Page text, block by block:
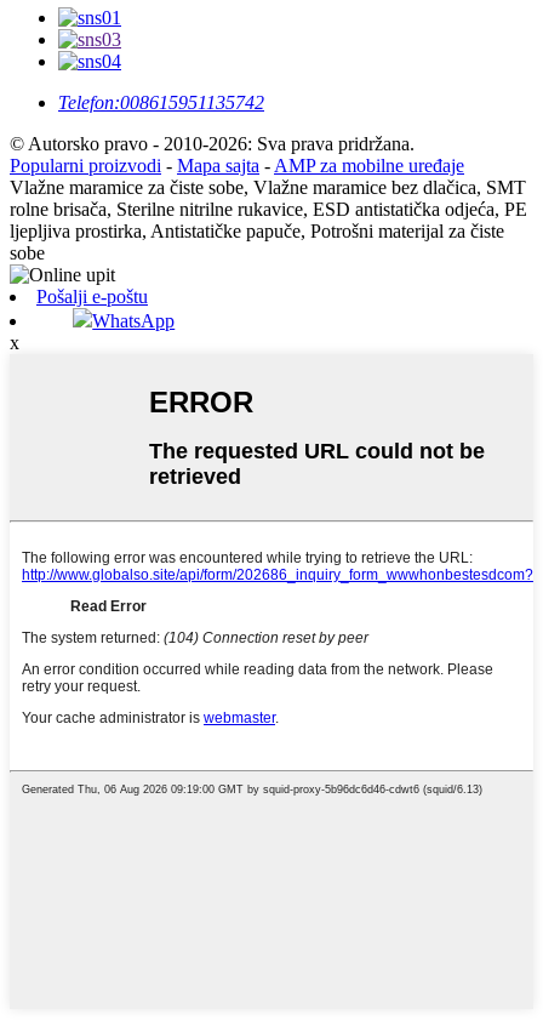
Telefon:008615951135742
© Autorsko pravo - 2010-2026: Sva prava pridržana.
Popularni proizvodi - Mapa sajta - AMP za mobilne uređaje
Vlažne maramice za čiste sobe, Vlažne maramice bez dlačica, SMT
rolne brisača, Sterilne nitrilne rukavice, ESD antistatička odjeća, PE
ljepljiva prostirka, Antistatičke papuče, Potrošni materijal za čiste
sobe
Pošalji e-poštu
WhatsApp
x